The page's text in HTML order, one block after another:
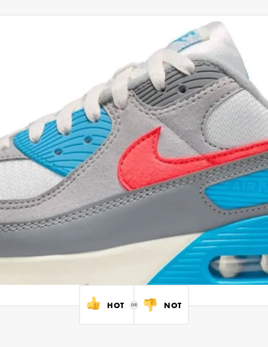
HOT NOT